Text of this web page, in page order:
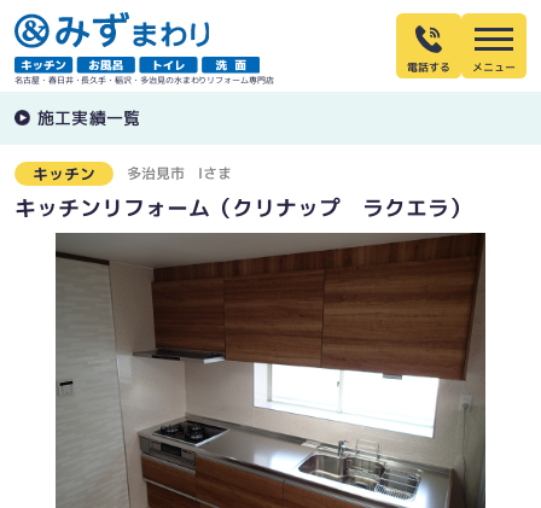
名古屋・春日井・長久手・稲沢・多治見の水まわりリフォーム専門店
電話する
施工実績一覧
キッチン 多治見市 Iさま
キッチンリフォーム（クリナップ ラクエラ）